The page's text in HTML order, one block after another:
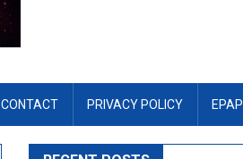
CONTACT PRIVACY POLICY